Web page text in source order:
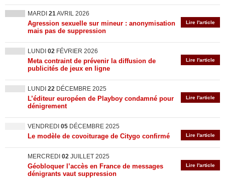
MARDI 21AVRIL 2026
Lire l'article
Agression sexuelle sur mineur : anonymisation
mais pas de suppression
LUNDI 02 FÉVRIER 2026
Lire l'article
Meta contraint de prévenir la diffusion de
publicités de jeux en ligne
LUNDI 22 DÉCEMBRE 2025
Lire l'article
L’éditeur européen de Playboy condamné pour
dénigrement
VENDREDI 05 DÉCEMBRE 2025
Lire l'article
Le modèle de covoiturage de Citygo confirmé
MERCREDI 02 JUILLET 2025
Lire l'article
Géobloquer l’accès en France de messages
dénigrants vaut suppression